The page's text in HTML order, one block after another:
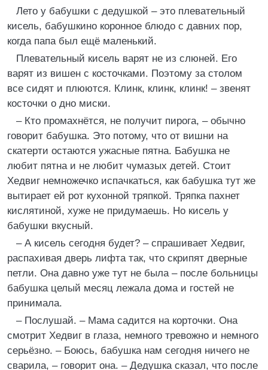
Лето у бабушки с дедушкой – это плевательный
кисель, бабушкино коронное блюдо с давних пор,
когда папа был ещё маленький.
Плевательный кисель варят не из слюней. Его
варят из вишен с косточками. Поэтому за столом
все сидят и плюются. Клинк, клинк, клинк! – звенят
косточки о дно миски.
– Кто промахнётся, не получит пирога, – обычно
говорит бабушка. Это потому, что от вишни на
скатерти остаются ужасные пятна. Бабушка не
любит пятна и не любит чумазых детей. Стоит
Хедвиг немножечко испачкаться, как бабушка тут же
вытирает ей рот кухонной тряпкой. Тряпка пахнет
кислятиной, хуже не придумаешь. Но кисель у
бабушки вкусный.
– А кисель сегодня будет? – спрашивает Хедвиг,
распахивая дверь лифта так, что скрипят дверные
петли. Она давно уже тут не была – после больницы
бабушка целый месяц лежала дома и гостей не
принимала.
– Послушай. – Мама садится на корточки. Она
смотрит Хедвиг в глаза, немного тревожно и немного
серьёзно. – Боюсь, бабушка нам сегодня ничего не
сварила, – говорит она. – Дедушка сказал, что после